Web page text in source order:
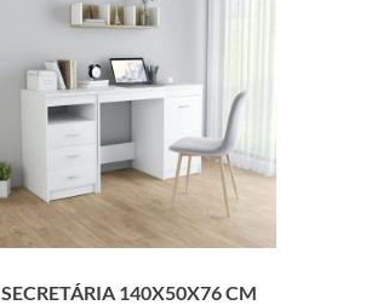
SECRETÁRIA 140X50X76 CM